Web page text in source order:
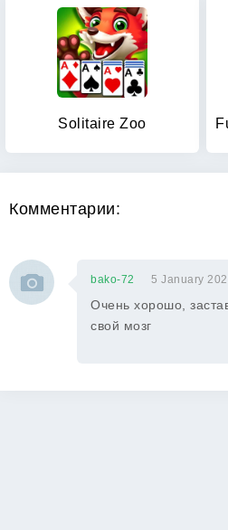
Solitaire Zoo
Комментарии:
bako-72 5 January
Очень хорошо,
свой мозг